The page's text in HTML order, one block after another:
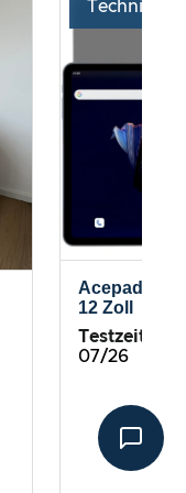
Technik
Acepad –
12 Zoll
07/26